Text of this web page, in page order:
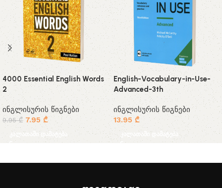
4000 Essential English Words
2
ინგლისურის წიგნები
9.95₾ 7.95 ₾
კალათაში დამატება
English-Vocabulary-in-Use-
Advanced-3th
ინგლისურის წიგნები
13.95₾
კალათაში დამატება